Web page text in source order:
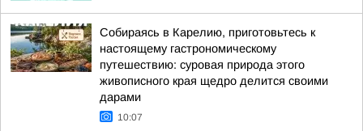
Собираясь в Карелию, приготовьтесь к
настоящему гастрономическому
путешествию: суровая природа этого
живописного края щедро делится своими
дарами
10:07